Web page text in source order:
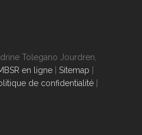
Tolegano Jourdren,
en ligne Sitemap
de confidentialité